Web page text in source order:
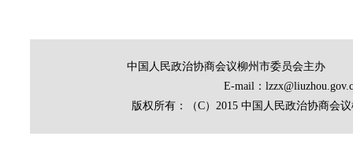
中国人民政治协商会议柳州市委员会主
E-mail：
版权所有：（C）2015 中国人民政治